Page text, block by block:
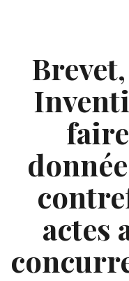
actes